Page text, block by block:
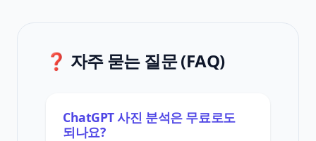
❓ 자주 묻는 질문 (FAQ)
ChatGPT 사진 분석은 무료로도
되나요?